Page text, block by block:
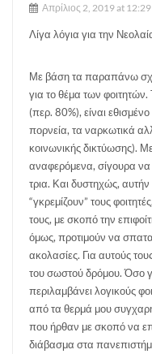
Απρίλιος 2, 2019 at
Λίγα λόγια για την
Με βάση τα παραπάνω
για το θέμα των
(περ. 80%), είναι εθισμένο
πορνεία, τα ναρκωτικά
κοινωνικής δικτύωσης).
αναφερόμενα, σίγουρα να
τρια. Και δυστηχώς, αυτήν
“γκρεμίζουν” τους
τους, με σκοπό την
όμως, προτιμούν να
ακολασίες. Για αυτούς
του σωστού δρόμου. Όσο
περιλαμβάνει λογικούς
από τα θερμά μου
που ήρθαν με σκοπό να
διάβασμα στα